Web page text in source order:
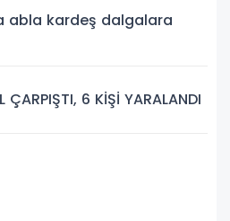
abla kardeş dalgalara
ÇARPIŞTI, 6 KİŞİ YARALANDI